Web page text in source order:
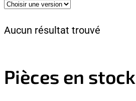
Aucun résultat trouvé
Pièces en stock